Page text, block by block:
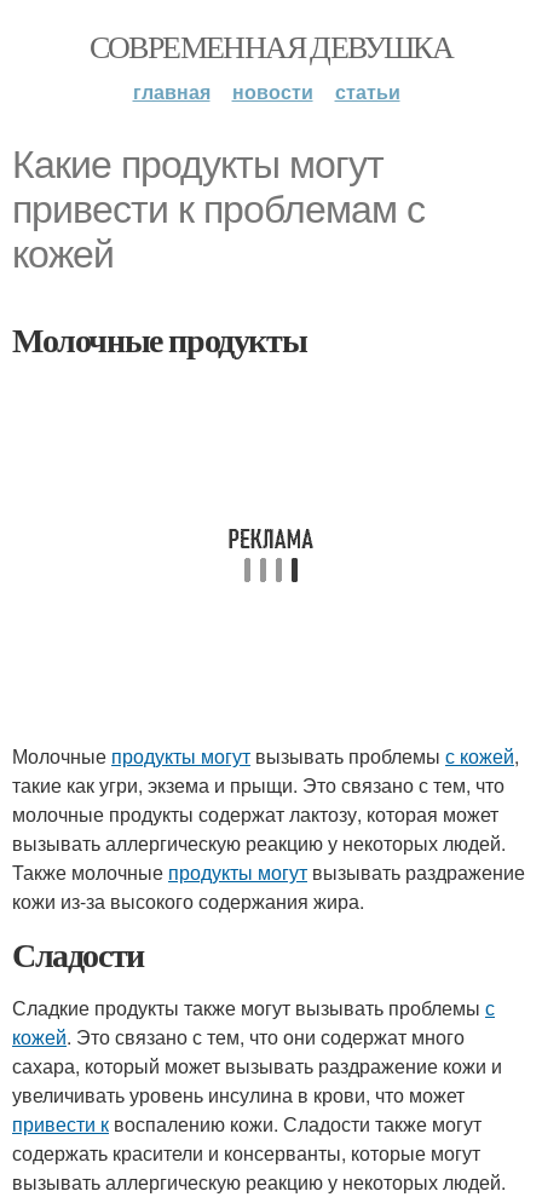
СОВРЕМЕННАЯ ДЕВУШКА
главная новости статьи
Какие продукты могут
привести к проблемам с
кожей
Молочные продукты
Молочные продукты могут вызывать проблемы с кожей,
такие как угри, экзема и прыщи. Это связано с тем, что
молочные продукты содержат лактозу, которая может
вызывать аллергическую реакцию у некоторых людей.
Также молочные продукты могут вызывать раздражение
кожи из-за высокого содержания жира.
Сладости
Сладкие продукты также могут вызывать проблемы с
кожей. Это связано с тем, что они содержат много
сахара, который может вызывать раздражение кожи и
увеличивать уровень инсулина в крови, что может
привести к воспалению кожи. Сладости также могут
содержать красители и консерванты, которые могут
вызывать аллергическую реакцию у некоторых людей.